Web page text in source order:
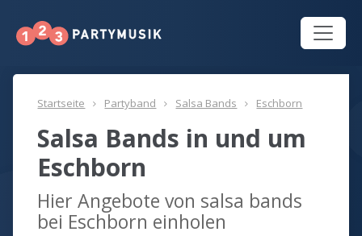
Startseite Partyband Salsa Bands Eschborn
Salsa Bands in und um
Eschborn
Hier Angebote von salsa bands
bei Eschborn einholen